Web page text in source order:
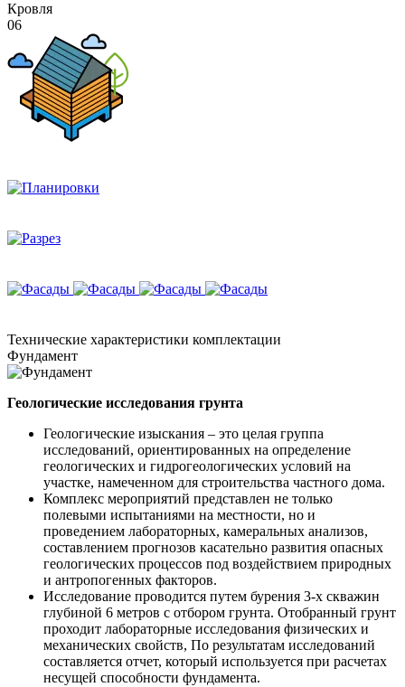
Кровля
06
Технические характеристики комплектации
Фундамент
Геологические исследования грунта
Геологические изыскания – это целая группа
исследований, ориентированных на определение
геологических и гидрогеологических условий на
участке, намеченном для строительства частного дома.
Комплекс мероприятий представлен не только
полевыми испытаниями на местности, но и
проведением лабораторных, камеральных анализов,
составлением прогнозов касательно развития опасных
геологических процессов под воздействием природных
и антропогенных факторов.
Исследование проводится путем бурения 3-х скважин
глубиной 6 метров с отбором грунта. Отобранный грунт
проходит лабораторные исследования физических и
механических свойств, По результатам исследований
составляется отчет, который используется при расчетах
несущей способности фундамента.